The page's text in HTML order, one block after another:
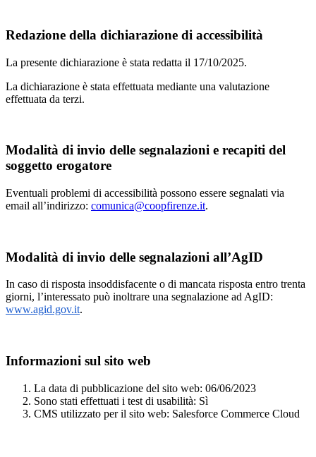
Redazione della dichiarazione di accessibilità
La presente dichiarazione è stata redatta il 17/10/2025.
La dichiarazione è stata effettuata mediante una valutazione
effettuata da terzi.
Modalità di invio delle segnalazioni e recapiti del
soggetto erogatore
Eventuali problemi di accessibilità possono essere segnalati via
email all’indirizzo: comunica@coopfirenze.it.
Modalità di invio delle segnalazioni all’AgID
In caso di risposta insoddisfacente o di mancata risposta entro trenta
giorni, l’interessato può inoltrare una segnalazione ad AgID:
www.agid.gov.it.
Informazioni sul sito web
La data di pubblicazione del sito web: 06/06/2023
Sono stati effettuati i test di usabilità: Sì
CMS utilizzato per il sito web: Salesforce Commerce Cloud